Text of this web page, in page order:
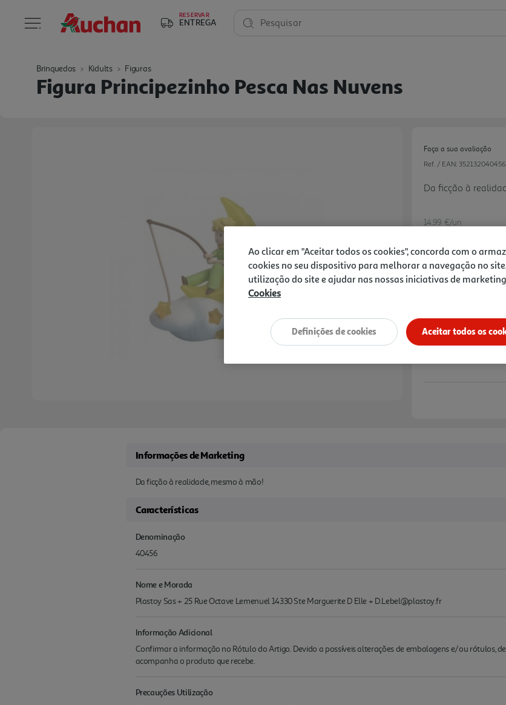
RESERVAR
ENTREGA Pesquisar
Brinquedos Kidults Figuras
Figura Principezinho Pesca Nas Nuvens
Faça a sua avaliação
Ref. / EAN:
Da ficção à
14.99 €/un
14,99 €
Informações de Marketing
Da ficção à realidade, mesmo à mão!
Características
Denominação
40456
Nome e Morada
Plastoy Sas + 25 Rue Octave Lemenuel 14330 Ste Marguerite D Elle + D.Lebel@plastoy.fr
Informação Adicional
Confirmar a informação no Rótulo do Artigo. Devido a possíveis alterações de embalagens e/ou rótulos,
acompanha o produto que recebe.
Precauções Utilização
Ao clicar em "Aceitar todos os cookies", concorda com o
cookies no seu dispositivo para melhorar a navegação no
utilização do site e ajudar nas nossas iniciativas de marketing.
Cookies
Aceitar todos os
Definições de cookies